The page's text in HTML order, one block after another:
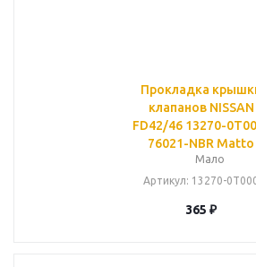
Прокладка
клапанов NISSAN
FD42/46 13270-
76021-NBR Matto
Мало
Артикул: 13270-
365 ₽